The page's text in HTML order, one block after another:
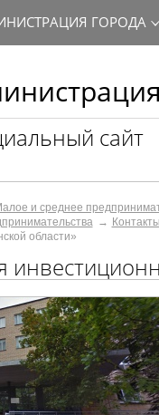
сайт
ГОРОДА
и среднее
области»